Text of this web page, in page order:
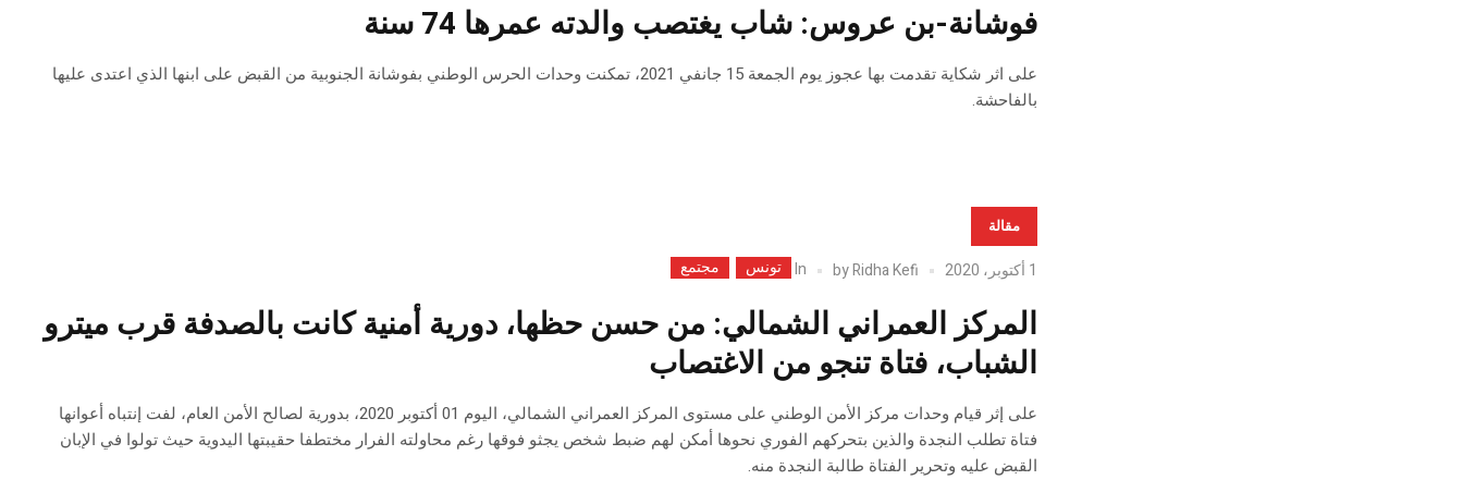
فوشانة-بن عروس: شاب يغتصب والدته عمرها 74 سنة
على اثر شكاية تقدمت بها عجوز يوم الجمعة 15 جانفي 2021، تمكنت وحدات الحرس الوطني بفوشانة الجنوبية من القبض على ابنها الذي اعتدى عليها
بالفاحشة.
مقالة
1 أكتوبر، 2020 byRidha Kefi
In تونس مجتمع
المركز العمراني الشمالي: من حسن حظها، دورية أمنية كانت بالصدفة قرب ميترو
الشباب، فتاة تنجو من الاغتصاب
على إثر قيام وحدات مركز الأمن الوطني على مستوى المركز العمراني الشمالي، اليوم 01 أكتوبر 2020، بدورية لصالح الأمن العام، لفت إنتباه أعوانها
فتاة تطلب النجدة والذين بتحركهم الفوري نحوها أمكن لهم ضبط شخص يجثو فوقها رغم محاولته الفرار مختطفا حقيبتها اليدوية حيث تولوا في الإبان
القبض عليه وتحرير الفتاة طالبة النجدة منه.